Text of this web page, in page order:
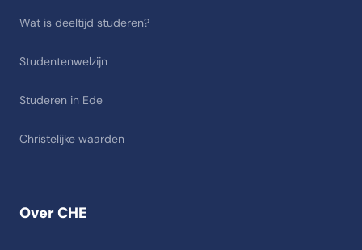
Over CHE
Wat is deeltijd studeren?
Studentenwelzijn
Studeren in Ede
Christelijke waarden